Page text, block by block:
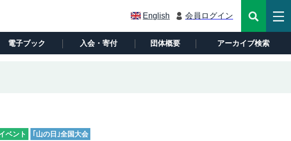
English 会員ログイン
電子ブック 入会・寄付 団体概要 アーカイブ検索
ベント ｢山の日｣全国大会